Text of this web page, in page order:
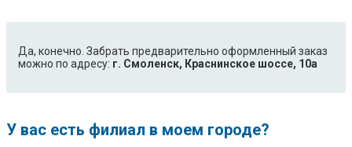
Да, конечно. Забрать предварительно оформленный заказ
можно по адресу: г. Смоленск, Краснинское шоссе, 10а
У вас есть филиал в моем городе?